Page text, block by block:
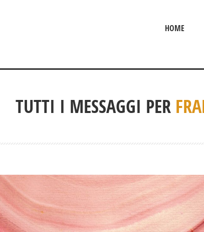
HOME
TUTTI I MESSAGGI PER